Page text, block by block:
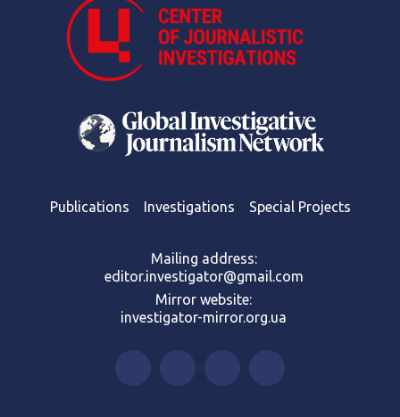
Publications Investigations Special Projects
Mailing address:
editor.investigator@gmail.com
Mirror website:
investigator-mirror.org.ua